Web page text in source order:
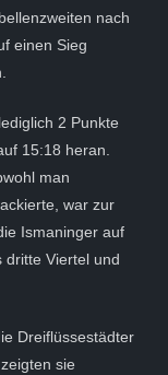
nach
einen Sieg
2 Punkte
15:18 heran.
man
war zur
Ismaninger auf
dritte Viertel und
Dreiflüssestädter
sie